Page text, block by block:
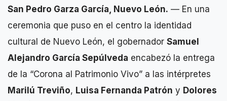
San Pedro Garza García, Nuevo León. — En una
ceremonia que puso en el centro la identidad
cultural de Nuevo León, el gobernador Samuel
Alejandro García Sepúlveda encabezó la entrega
de la “Corona al Patrimonio Vivo” a las intérpretes
Marilú Treviño, Luisa Fernanda Patrón y Dolores